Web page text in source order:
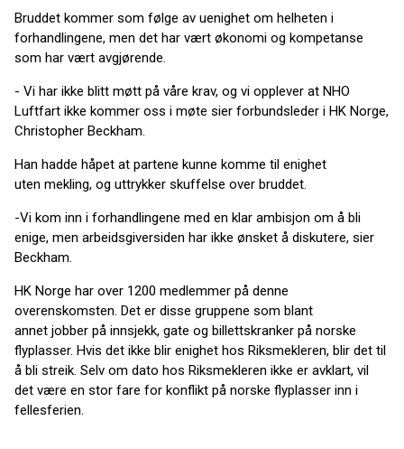
Bruddet kommer som følge av uenighet om helheten i
forhandlingene, men det har vært økonomi og kompetanse
som har vært avgjørende.
- Vi har ikke blitt møtt på våre krav, og vi opplever at NHO
Luftfart ikke kommer oss i møte sier forbundsleder i HK Norge,
Christopher Beckham.
Han hadde håpet at partene kunne komme til enighet
uten mekling, og uttrykker skuffelse over bruddet.
-Vi kom inn i forhandlingene med en klar ambisjon om å bli
enige, men arbeidsgiversiden har ikke ønsket å diskutere, sier
Beckham.
HK Norge har over 1200 medlemmer på denne
overenskomsten. Det er disse gruppene som blant
annet jobber på innsjekk, gate og billettskranker på norske
flyplasser. Hvis det ikke blir enighet hos Riksmekleren, blir det til
å bli streik. Selv om dato hos Riksmekleren ikke er avklart, vil
det være en stor fare for konflikt på norske flyplasser inn i
fellesferien.